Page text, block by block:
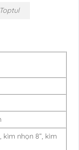
kìm nhọn 8”, kìm